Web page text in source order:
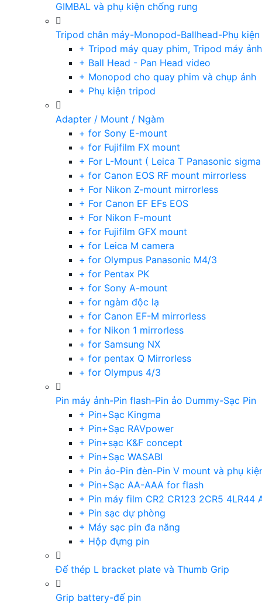
GIMBAL và phụ kiện chống rung
Tripod chân máy-Monopod-Ballhead-Phụ kiện
+ Tripod máy quay phim, Tripod máy
+ Ball Head - Pan Head video
+ Monopod cho quay phim và chụp ảnh
+ Phụ kiện tripod
Adapter / Mount / Ngàm
+ for Sony E-mount
+ for Fujifilm FX mount
+ For L-Mount ( Leica T Panasonic
+ for Canon EOS RF mount mirrorless
+ For Nikon Z-mount mirrorless
+ For Canon EF EFs EOS
+ For Nikon F-mount
+ for Fujifilm GFX mount
+ for Leica M camera
+ for Olympus Panasonic M4/3
+ for Pentax PK
+ for Sony A-mount
+ for ngàm độc lạ
+ for Canon EF-M mirrorless
+ for Nikon 1 mirrorless
+ for Samsung NX
+ for pentax Q Mirrorless
+ for Olympus 4/3
Pin máy ảnh-Pin flash-Pin ảo Dummy-Sạc Pin
+ Pin+Sạc Kingma
+ Pin+Sạc RAVpower
+ Pin+sạc K&F concept
+ Pin+Sạc WASABI
+ Pin ảo-Pin đèn-Pin V mount và phụ
+ Pin+Sạc AA-AAA for flash
+ Pin máy film CR2 CR123 2CR5 4LR44
+ Pin sạc dự phòng
+ Máy sạc pin đa năng
+ Hộp đựng pin
Đế thép L bracket plate và Thumb Grip
Grip battery-đế pin